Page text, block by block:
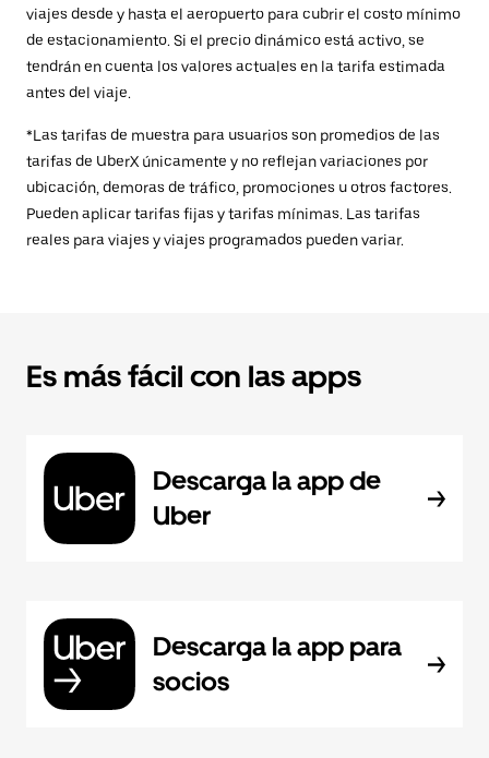
viajes desde y hasta el aeropuerto para cubrir el costo mínimo
de estacionamiento. Si el precio dinámico está activo, se
tendrán en cuenta los valores actuales en la tarifa estimada
antes del viaje.
*Las tarifas de muestra para usuarios son promedios de las
tarifas de UberX únicamente y no reflejan variaciones por
ubicación, demoras de tráfico, promociones u otros factores.
Pueden aplicar tarifas fijas y tarifas mínimas. Las tarifas
reales para viajes y viajes programados pueden variar.
Es más fácil con las apps
Descarga la app de
Uber
Descarga la app para
socios